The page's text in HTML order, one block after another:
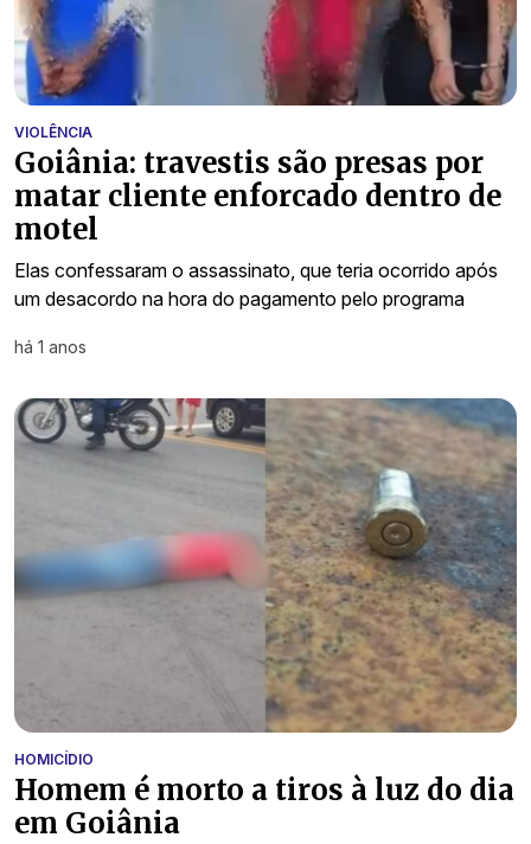
VIOLÊNCIA
Goiânia: travestis são presas por
matar cliente enforcado dentro de
motel
Elas confessaram o assassinato, que teria ocorrido após
um desacordo na hora do pagamento pelo programa
há 1 anos
HOMICÍDIO
Homem é morto a tiros à luz do dia
em Goiânia